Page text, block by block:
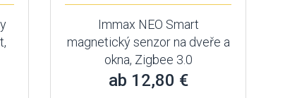
Immax NEO Smart
magnetický senzor na dveře a
okna, Zigbee 3.0
ab 12,80 €